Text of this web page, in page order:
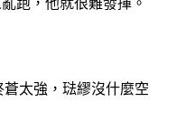
太強，琺繆沒什麼空